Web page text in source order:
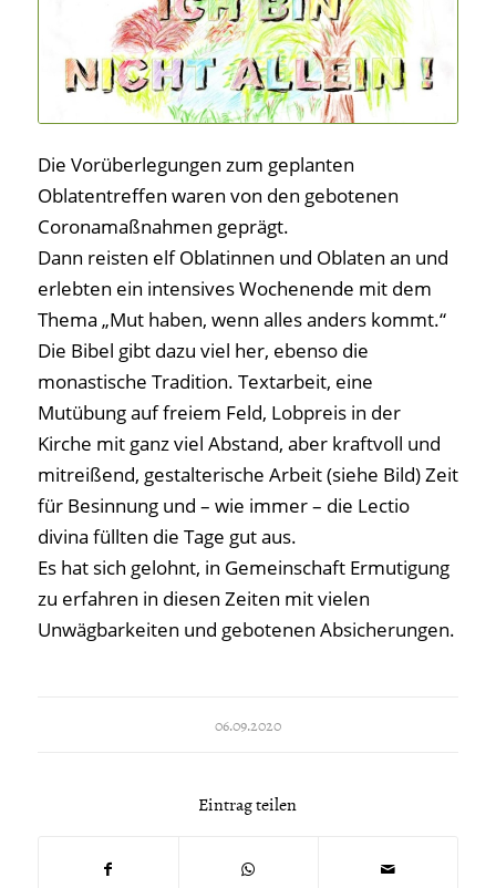
Die Vorüberlegungen zum geplanten
Oblatentreffen waren von den gebotenen
Coronamaßnahmen geprägt.
Dann reisten elf Oblatinnen und Oblaten an und
erlebten ein intensives Wochenende mit dem
Thema „Mut haben, wenn alles anders kommt.“
Die Bibel gibt dazu viel her, ebenso die
monastische Tradition. Textarbeit, eine
Mutübung auf freiem Feld, Lobpreis in der
Kirche mit ganz viel Abstand, aber kraftvoll und
mitreißend, gestalterische Arbeit (siehe Bild) Zeit
für Besinnung und – wie immer – die Lectio
divina füllten die Tage gut aus.
Es hat sich gelohnt, in Gemeinschaft Ermutigung
zu erfahren in diesen Zeiten mit vielen
Unwägbarkeiten und gebotenen Absicherungen.
06.09.2020
Eintrag teilen